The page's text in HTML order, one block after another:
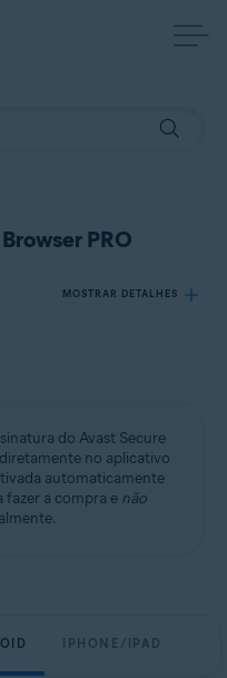
PRO
MOSTRAR DETALHES
do Avast Secure
no aplicativo
automaticamente
fazer a compra e não
IPHONE/IPAD